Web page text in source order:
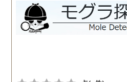
かったと連絡がありまし
た。自分よりも10歳以上年
下の20代の男性と会い、し
士に依頼し、その証拠が元